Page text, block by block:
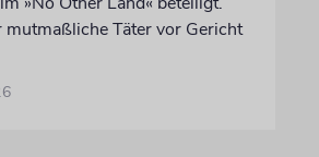
mutmaßliche Täter vor Gericht